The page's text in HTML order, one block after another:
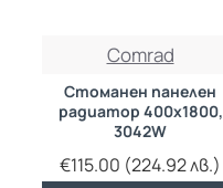
ТРАЙНО НИСКА
Comrad
Стоманен панелен
радиатор 400х1800,
3042W
€115.00 (224.92 лв.)